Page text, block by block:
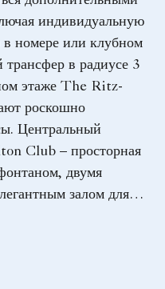
индивидуальную
в номере или клубном
трансфер в радиусе 3
этаже The Ritz-
роскошно
Центральный
Club – просторная
двумя
залом для